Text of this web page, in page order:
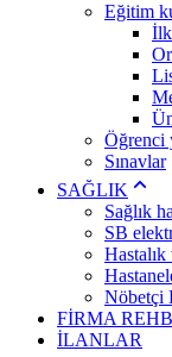
Eğitim
Öğrenci
Sınavlar
SAĞLIK
Sağlık
SB
Nöbetçi
FİRMA
İLANLAR